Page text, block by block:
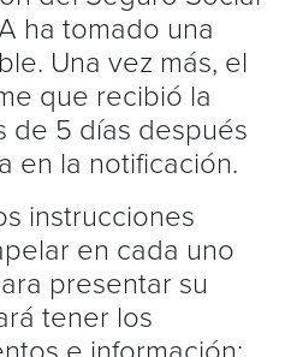
ha tomado una
Una vez más, el
que recibió la
de 5 días después
en la notificación.
instrucciones
en cada uno
presentar su
tener los